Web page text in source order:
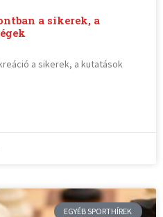
a sikerek, a
a sikerek, a kutatások
EGYÉB SPORTHÍREK